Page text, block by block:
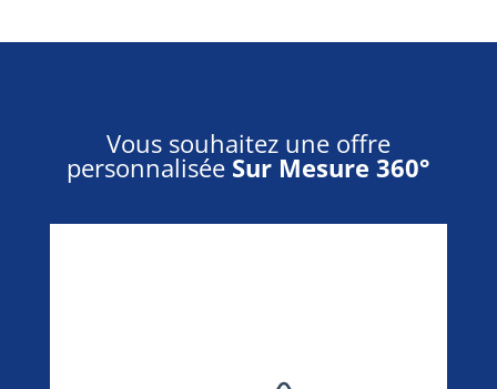
Vous souhaitez une offre
personnalisée Sur Mesure 360°